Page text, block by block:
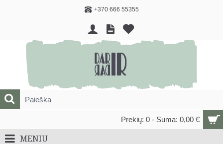
+370 666 55355
Prekių: 0 - Suma: 0,00 €
MENIU